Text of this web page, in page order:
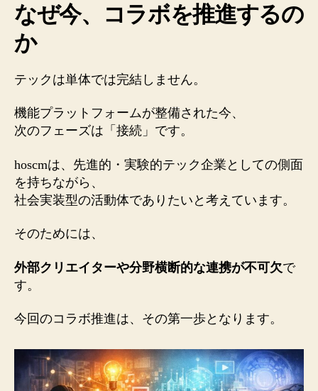
なぜ今、コラボを推進するの
か
テックは単体では完結しません。
機能プラットフォームが整備された今、
次のフェーズは「接続」です。
hoscmは、先進的・実験的テック企業としての側面
を持ちながら、
社会実装型の活動体でありたいと考えています。
そのためには、
外部クリエイターや分野横断的な連携が不可欠で
す。
今回のコラボ推進は、その第一歩となります。